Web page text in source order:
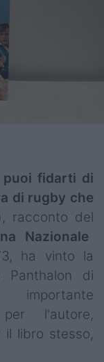
puoi fidarti di
di rugby che
racconto del
Nazionale
ha vinto la
Panthalon di
l'autore,
il libro stesso,